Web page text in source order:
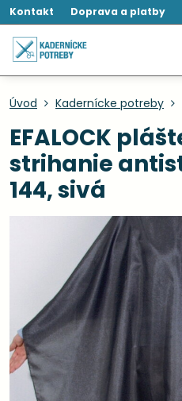
Kontakt Doprava a platby
Úvod Kadernícke potreby
EFALOCK
strihanie
144, sivá